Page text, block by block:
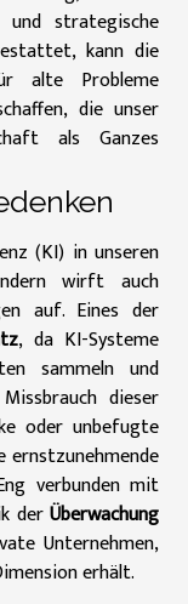
strategische
kann die
alte Probleme
die unser
als Ganzes
(KI) in unseren
wirft auch
auf. Eines der
, da KI-Systeme
sammeln und
dieser
oder unbefugte
verbunden mit
derÜberwachung
Unternehmen,
erhält.